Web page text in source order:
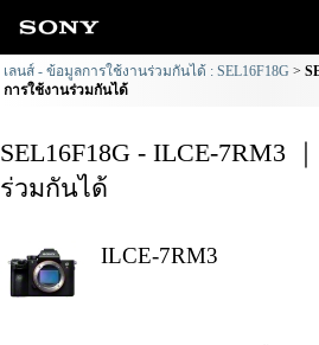
เลนส์ - ข้อมูลการใช้งานร่วมกันได้ : SEL16F18G
การใช้งานร่วมกันได้
SEL16F18G - ILCE-7RM3
ร่วมกันได้
ILCE-7RM3